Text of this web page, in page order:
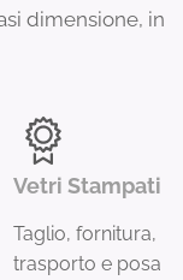
dimensione, in
Vetri Stampati
Taglio, fornitura,
trasporto e posa